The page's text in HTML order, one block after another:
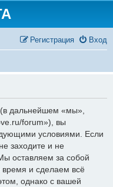
Вход
Регистрация
дальнейшем «мы»,
forum»), вы
условиями. Если
заходите и не
оставляем за собой
время и сделаем всё
однако с вашей